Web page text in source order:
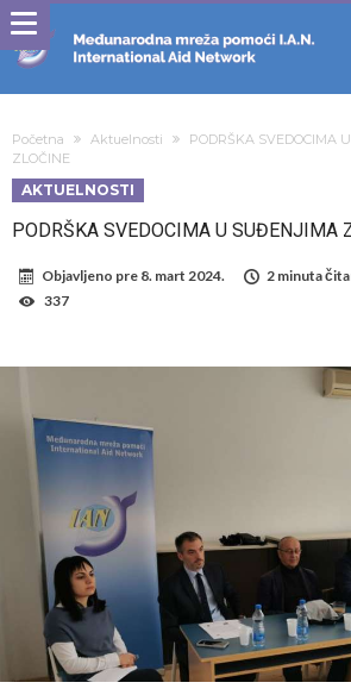
Početna Aktuelnosti
PODRŠKA SVEDOCIMA
ZLOČINE
AKTUELNOSTI
PODRŠKA SVEDOCIMA U SUĐENJIMA
Objavljeno pre 8. mart 2024. 2 minuta
337